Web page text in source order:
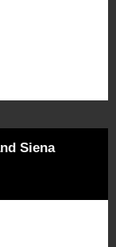
Siena